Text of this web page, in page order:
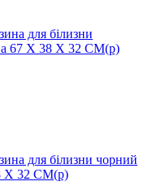
для білизни
67 X 38 X 32 CM(р)
для білизни чорний
X 32 CM(р)